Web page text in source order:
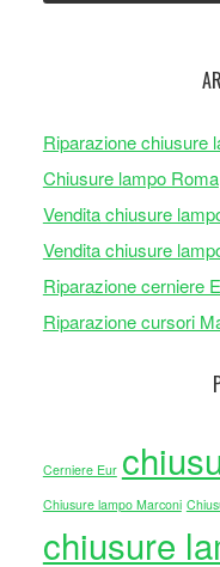
Riparazione chiusure
Chiusure lampo Roma
Vendita chiusure
Vendita chiusure
Riparazione cerniere
Riparazione cursori
Cerniere Eur
Chiusure lampo Marconi
chiusure